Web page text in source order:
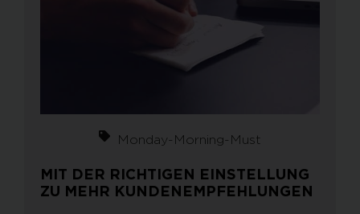
Monday-Morning-Must
MIT DER RICHTIGEN EINSTELLUNG
ZU MEHR KUNDENEMPFEHLUNGEN